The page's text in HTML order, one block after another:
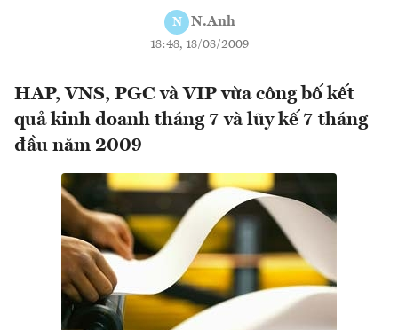
N N.Anh
18:48, 18/08/2009
HAP, VNS, PGC và VIP vừa công bố kết
quả kinh doanh tháng 7 và lũy kế 7 tháng
đầu năm 2009